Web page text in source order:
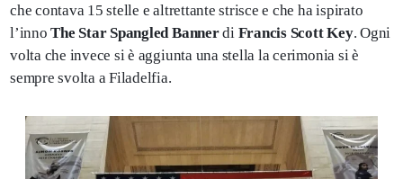
che contava 15 stelle e altrettante strisce e che ha ispirato
l’innoThe Star Spangled Bannerdi Francis Scott Key. Ogni
volta che invece si è aggiunta una stella la cerimonia si è
sempre svolta a Filadelfia.